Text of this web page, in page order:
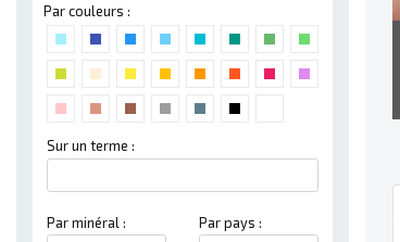
Par couleurs :
Sur un terme :
Par minéral : Par pays :